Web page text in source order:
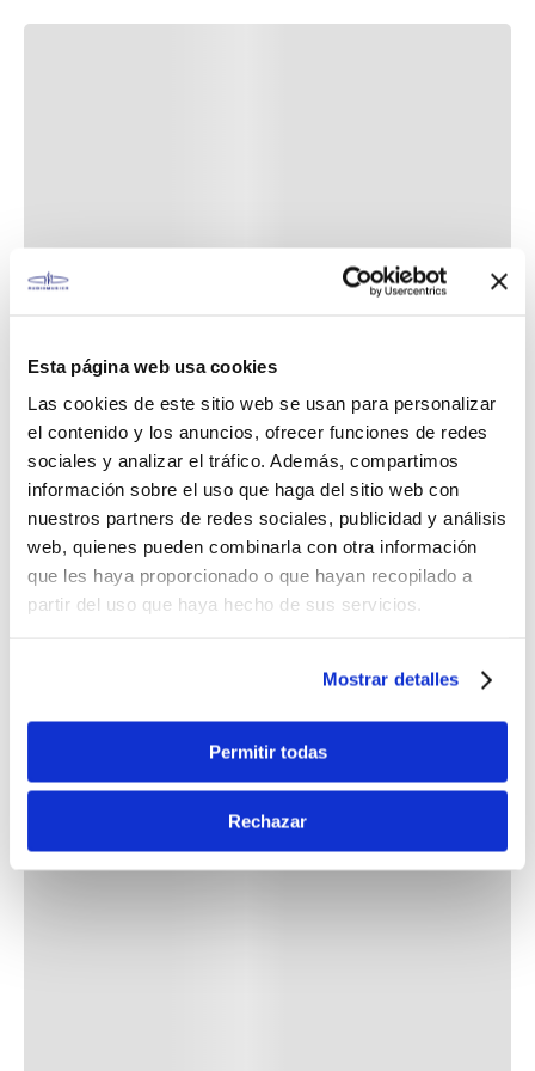
Esta página web usa cookies
Las cookies de este sitio web se usan para personalizar
el contenido y los anuncios, ofrecer funciones de redes
sociales y analizar el tráfico. Además, compartimos
información sobre el uso que haga del sitio web con
nuestros partners de redes sociales, publicidad y análisis
web, quienes pueden combinarla con otra información
que les haya proporcionado o que hayan recopilado a
partir del uso que haya hecho de sus servicios.
Mostrar detalles
Permitir todas
Rechazar